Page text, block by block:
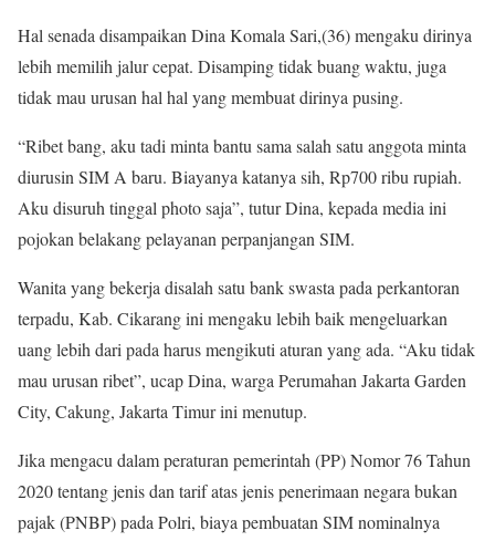
Hal senada disampaikan Dina Komala Sari,(36) mengaku dirinya
lebih memilih jalur cepat. Disamping tidak buang waktu, juga
tidak mau urusan hal hal yang membuat dirinya pusing.
“Ribet bang, aku tadi minta bantu sama salah satu anggota minta
diurusin SIM A baru. Biayanya katanya sih, Rp700 ribu rupiah.
Aku disuruh tinggal photo saja”, tutur Dina, kepada media ini
pojokan belakang pelayanan perpanjangan SIM.
Wanita yang bekerja disalah satu bank swasta pada perkantoran
terpadu, Kab. Cikarang ini mengaku lebih baik mengeluarkan
uang lebih dari pada harus mengikuti aturan yang ada. “Aku tidak
mau urusan ribet”, ucap Dina, warga Perumahan Jakarta Garden
City, Cakung, Jakarta Timur ini menutup.
Jika mengacu dalam peraturan pemerintah (PP) Nomor 76 Tahun
2020 tentang jenis dan tarif atas jenis penerimaan negara bukan
pajak (PNBP) pada Polri, biaya pembuatan SIM nominalnya